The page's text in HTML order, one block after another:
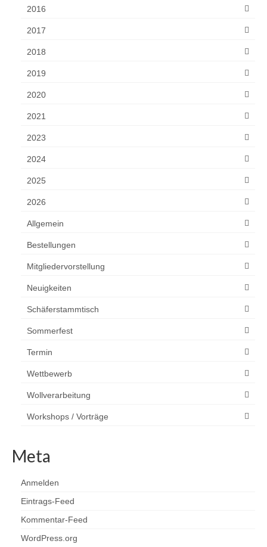
2016
2017
2018
2019
2020
2021
2023
2024
2025
2026
Allgemein
Bestellungen
Mitgliedervorstellung
Neuigkeiten
Schäferstammtisch
Sommerfest
Termin
Wettbewerb
Wollverarbeitung
Workshops / Vorträge
Meta
Anmelden
Eintrags-Feed
Kommentar-Feed
WordPress.org